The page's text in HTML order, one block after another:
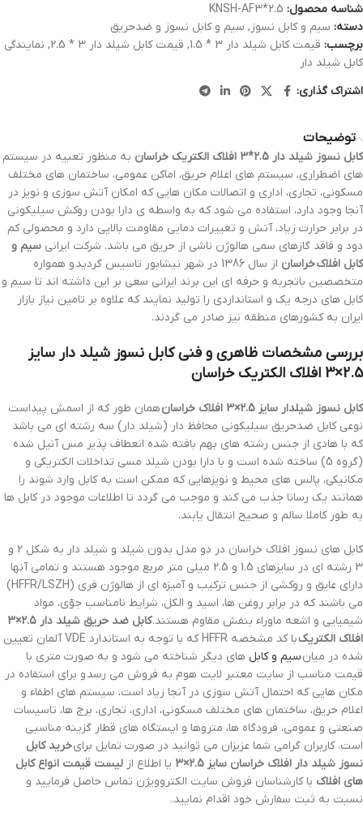
شناسه محصول: KNSH-AF3*2.5
دسته: سیم و کابل نسوز , سیم و کابل نسوز و ضدحریق
برچسب: قیمت کابل شیلد دار 3 * 1.5 , قیمت کابل شیلد دار 3 * 2.5 , نمایندگی
کابل شیلد دار
اشتراک گذاری:
توضیحات
کابل نسوز شیلد دار 2.5*3 افلاک الکتریک خراسان
به منظور تعبیه در سیستم
های اضطراری، سیستم های اعلام حریق، اماکن عمومی، ساختمان های مختلف
مسکونی، تجاری، اداری و اتصالات مکان هایی که امکان آتش سوزی و نویز در
آنجا وجود دارد، استفاده می شود که به واسطه ی دارا بودن روکش سیلیکونی
در برابر حرارت زیاد، آتش و تغییرات دمایی مقاومت بالایی دارد و محصولی کم
دود و فاقد گازهای سمی هالوژن ناشی از حریق می باشد. شرکت ایرانی سیم و
کابل افلاک خراسان
از سال 1386 در شهر نیشابور تاسیس گردید و همواره
متخصصین باتجربه و حرفه ای این برند ایرانی سعی بر این داشته اند تا سیم و
کابل های درجه یک و استانداردی را تولید نمایند که علاوه بر تامین نیاز بازار
ایران به کشورهای منطقه نیز صادر می گردند.
بررسی مشخصات ظاهری و فنی کابل نسوز شیلد دار سایز
2.5×3 افلاک الکتریک خراسان
کابل نسوز شیلدار سایز 2.5×3 افلاک خراسان
همان طور که از اسمش پیداست
نوعی کابل ضدحریق سیلیکونی محافظ دار (شیلد دار) سه رشته ای می باشد
که با هادی از جنس رشته های بهم بافته شده‌ انعطاف پذیر مس آنیل شده
(گروه 5) ساخته شده است و با دارا بودن شیلد مسی تداخلات الکتریکی و
مکانیکی، پالس های محیط و نویزهایی که ممکن است به کابل وارد شوند را
همانند یک رسانا جذب می کند و موجب می گردد تا اطلاعات موجود در کابل ها
به طور کاملا سالم و صحیح انتقال یابند.
کابل های نسوز افلاک خراسان در دو مدل بدون شیلد و شیلد دار به شکل 2 و
3 رشته ای در سایزهای 1.5 و 2.5 میلی متر مربع موجود هستند و تمامی آنها
دارای عایق و روکشی از جنس ترکیب و آمیزه ای از هالوژن فری (HFFR/LSZH)
می باشند که در برابر روغن ها، اسید و الکل، شرایط نامناسب جوّی، مواد
شیمیایی و اشعه ماوراء بنفش مقاوم هستند.
کابل ضد حریق شیلد دار 2.5×3
افلاک الکتریک
با کد مشخصه HFFR که با توجه به استاندارد VDE آلمان تعیین
شده در میانسیم و کابل های دیگر شناخته می شود و به صورت متری با
قیمت مناسب از سایت معتبر لایت هوم به فروش می رسد و برای استفاده در
مکان هایی که احتمال آتش سوزی در آنجا زیاد است، سیستم های اطفاء و
اعلام حریق، ساختمان های مختلف مسکونی، اداری، تجاری، برج ها، تاسیسات
صنعتی و عمومی، فرودگاه ها، متروها و ایستگاه های قطار گزینه مناسبی
است. کاربران گرامی شما عزیزان می توانید در صورت تمایل برایخرید کابل
نسوز شیلد دار افلاک خراسان سایز 2.5×3
یا اطلاع از لیست قیمت انواع کابل
های افلاک با کارشناسان فروش سایت الکتروویژن تماس حاصل فرمایید و
نسبت به ثبت سفارش خود اقدام نمایید.